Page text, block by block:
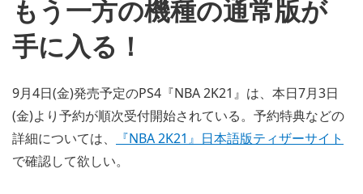
もう一方の機種の通常版が
手に入る！
9月4日(金)発売予定のPS4『NBA 2K21』は、本日7月3日
(金)より予約が順次受付開始されている。予約特典などの
詳細については、
『NBA 2K21』日本語版ティザーサイト
で確認して欲しい。